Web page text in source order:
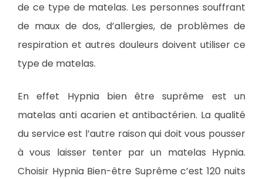
de ce type de matelas. Les personnes souffrant
de maux de dos, d’allergies, de problèmes de
respiration et autres douleurs doivent utiliser ce
type de matelas.
En effet Hypnia bien être suprême est un
matelas anti acarien et antibactérien. La qualité
du service est l’autre raison qui doit vous pousser
à vous laisser tenter par un matelas Hypnia.
Choisir Hypnia Bien-être Suprême c’est 120 nuits